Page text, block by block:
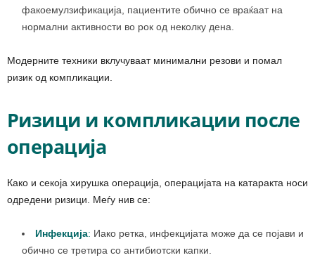
факоемулзификација, пациентите обично се враќаат на
нормални активности во рок од неколку дена.
Модерните техники вклучуваат минимални резови и помал
ризик од компликации.
Ризици и компликации после
операција
Како и секоја хирушка операција, операцијата на катаракта носи
одредени ризици. Меѓу нив се:
Инфекција: Иако ретка, инфекцијата може да се појави и
обично се третира со антибиотски капки.